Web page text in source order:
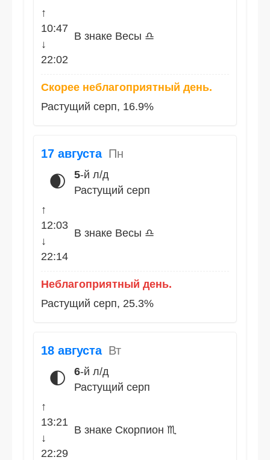
↑
10:47
↓
22:02
В знаке Весы ♎
Скорее неблагоприятный день.
Растущий серп, 16.9%
17 августа Пн
🌒 5-й л/д
Растущий серп
↑
12:03
↓
22:14
В знаке Весы ♎
Неблагоприятный день.
Растущий серп, 25.3%
18 августа Вт
🌓 6-й л/д
Растущий серп
↑
13:21
↓
22:29
В знаке Скорпион ♏